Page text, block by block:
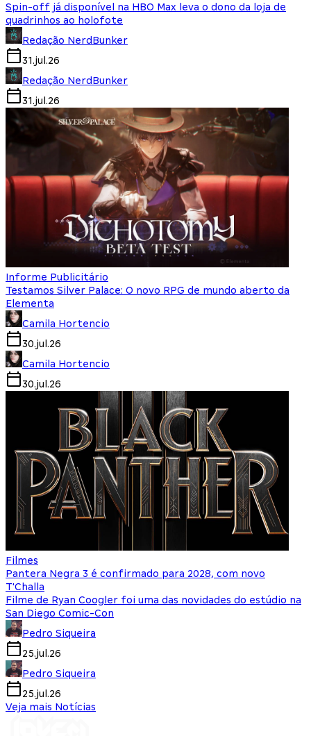
Spin-off já disponível na HBO Max leva o dono da loja de
quadrinhos ao holofote
Redação NerdBunker
31.jul.26
Redação NerdBunker
31.jul.26
Informe Publicitário
Testamos Silver Palace: O novo RPG de mundo aberto da
Elementa
Camila Hortencio
30.jul.26
Camila Hortencio
30.jul.26
Filmes
Pantera Negra 3 é confirmado para 2028, com novo
T'Challa
Filme de Ryan Coogler foi uma das novidades do estúdio na
San Diego Comic-Con
Pedro Siqueira
25.jul.26
Pedro Siqueira
25.jul.26
Veja mais Notícias